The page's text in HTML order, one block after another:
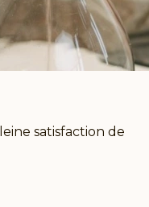
satisfaction de